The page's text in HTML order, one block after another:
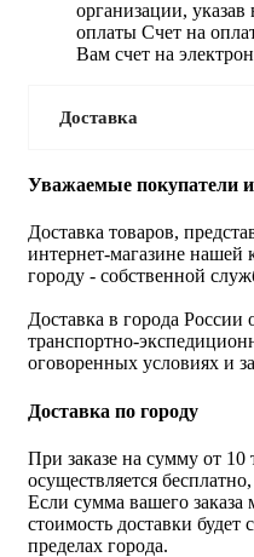
организации,
оплаты Счет на
Вам счет на
Доставка
Уважаемые покупатели
Доставка товаров,
интернет-магазине нашей
городу - собственной
Доставка в города России
транспортно-
оговоренных условиях и
Доставка по городу
При заказе на сумму от 10
осуществляется
Если сумма вашего заказа
стоимость доставки будет
пределах города.